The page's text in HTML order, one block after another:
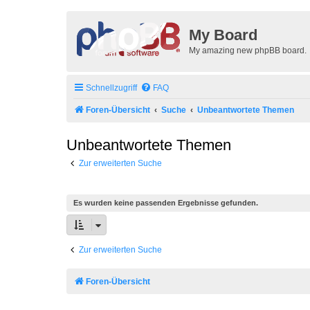
My Board
My amazing new phpBB board.
Schnellzugriff FAQ
Foren-Übersicht Suche Unbeantwortete Themen
Unbeantwortete Themen
Zur erweiterten Suche
Es wurden keine passenden Ergebnisse gefunden.
Zur erweiterten Suche
Foren-Übersicht